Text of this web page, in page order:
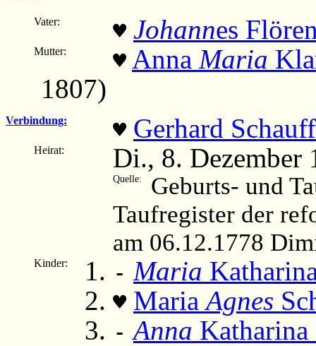
Vater: ♥ Johannes
Mutter: ♥ Anna Maria
1807)
Verbindung: ♥ Gerhard Schauff
Heirat: Di., 8. Dezember
Quelle:
Geburts- und
Taufregister der
am 06.12.1778
Kinder: - Maria
♥ MariaAgnes
- Anna Katharina